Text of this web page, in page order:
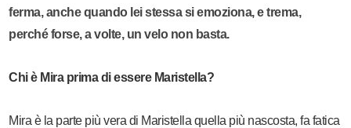
ferma, anche quando lei stessa si emoziona, e trema,
perché forse, a volte, un velo non basta.
Chi è Mira prima di essere Maristella?
Mira è la parte più vera di Maristella quella più nascosta, fa fatica